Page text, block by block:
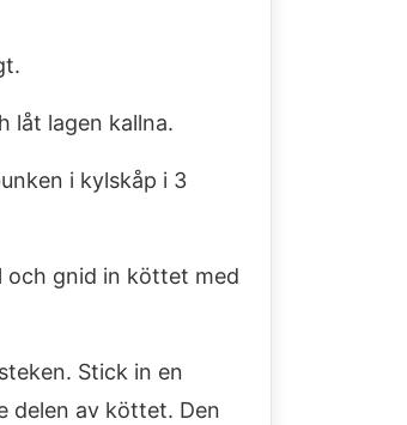
låt lagen kallna.
i kylskåp i 3
och gnid in köttet med
Stick in en
delen av köttet. Den